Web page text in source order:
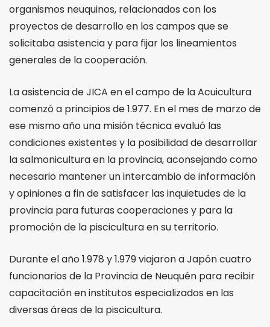
organismos neuquinos, relacionados con los
proyectos de desarrollo en los campos que se
solicitaba asistencia y para fijar los lineamientos
generales de la cooperación.
La asistencia de JICA en el campo de la Acuicultura
comenzó a principios de 1.977. En el mes de marzo de
ese mismo año una misión técnica evaluó las
condiciones existentes y la posibilidad de desarrollar
la salmonicultura en la provincia, aconsejando como
necesario mantener un intercambio de información
y opiniones a fin de satisfacer las inquietudes de la
provincia para futuras cooperaciones y para la
promoción de la piscicultura en su territorio.
Durante el año 1.978 y 1.979 viajaron a Japón cuatro
funcionarios de la Provincia de Neuquén para recibir
capacitación en institutos especializados en las
diversas áreas de la piscicultura.